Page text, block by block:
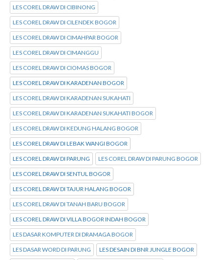
LES COREL DRAW DI CIBINONG
LES COREL DRAW DI CILENDEK BOGOR
LES COREL DRAW DI CIMAHPAR BOGOR
LES COREL DRAW DI CIMANGGU
LES COREL DRAW DI CIOMAS BOGOR
LES COREL DRAW DI KARADENAN BOGOR
LES COREL DRAW DI KARADENAN SUKAHATI
LES COREL DRAW DI KARADENAN SUKAHATI BOGOR
LES COREL DRAW DI KEDUNG HALANG BOGOR
LES COREL DRAW DI LEBAK WANGI BOGOR
LES COREL DRAW DI PARUNG LES COREL DRAW DI PARUNG BOGOR
LES COREL DRAW DI SENTUL BOGOR
LES COREL DRAW DI TAJUR HALANG BOGOR
LES COREL DRAW DI TANAH BARU BOGOR
LES COREL DRAW DI VILLA BOGOR INDAH BOGOR
LES DASAR KOMPUTER DI DRAMAGA BOGOR
LES DASAR WORD DI PARUNG LES DESAIN DI BNR JUNGLE BOGOR